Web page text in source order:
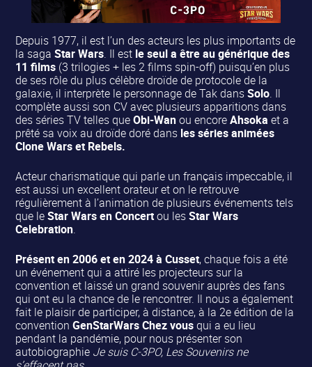
Depuis 1977, il est l’un des acteurs les plus importants de
la sagaStar Wars. Il est le seul a être au générique des
11 films (3 trilogies + les 2 films spin-off) puisqu’en plus
de ses rôle du plus célèbre droïde de protocole de la
galaxie, il interprète le personnage de Tak dansSolo. Il
complète aussi son CV avec plusieurs apparitions dans
des séries TV telles queObi-Wanou encoreAhsoka et a
prêté sa voix au droïde doré dans les séries animées
Clone Wars et Rebels.
Acteur charismatique qui parle un français impeccable, il
est aussi un excellent orateur et on le retrouve
régulièrement à l’animation de plusieurs événements tels
que leStar Wars en Concertou lesStar Wars
Celebration.
Présent en 2006 et en 2024 à Cusset, chaque fois a été
un événement qui a attiré les projecteurs sur la
convention et laissé un grand souvenir auprès des fans
qui ont eu la chance de le rencontrer. Il nous a également
fait le plaisir de participer, à distance, à la 2e édition de la
conventionGenStarWars Chez vousqui a eu lieu
pendant la pandémie, pour nous présenter son
autobiographie Je suis C-3PO, Les Souvenirs ne